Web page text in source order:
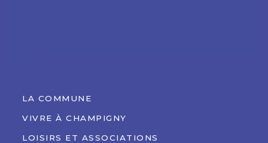
LA COMMUNE
VIVRE À CHAMPIGNY
LOISIRS ET ASSOCIATIONS